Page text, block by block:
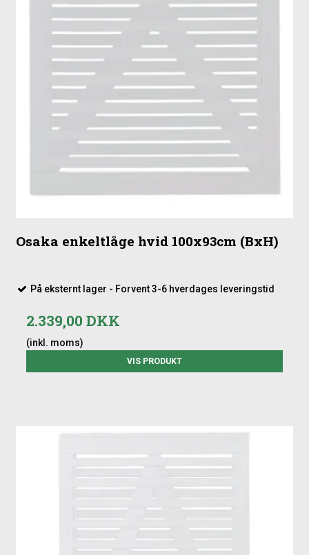
Osaka enkeltlåge hvid 100x93cm (BxH)
På eksternt lager - Forvent 3-6 hverdages leveringstid
2.339,00 DKK
(inkl. moms)
VIS PRODUKT